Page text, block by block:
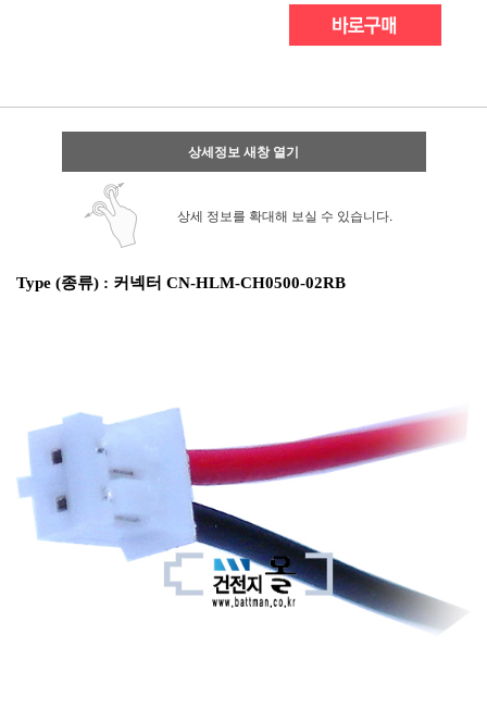
상세정보 새창 열기
상세 정보를 확대해 보실 수 있습니다.
Type (종류) : 커넥터 CN-HLM-CH0500-02RB